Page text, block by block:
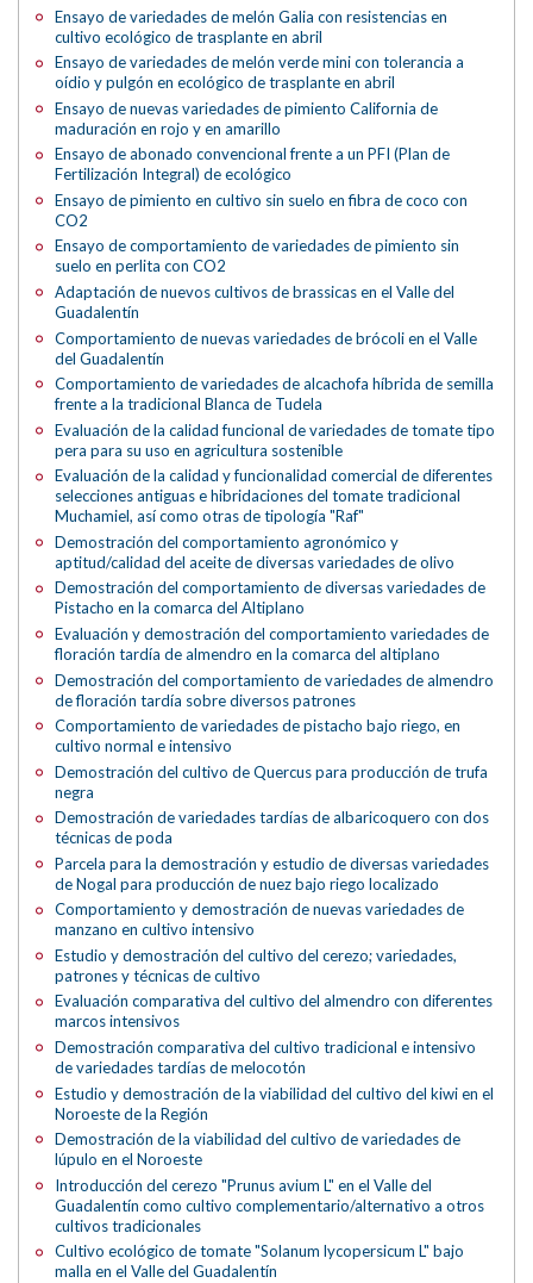
Ensayo de variedades de melón Galia con resistencias en
cultivo ecológico de trasplante en abril
Ensayo de variedades de melón verde mini con tolerancia a
oídio y pulgón en ecológico de trasplante en abril
Ensayo de nuevas variedades de pimiento California de
maduración en rojo y en amarillo
Ensayo de abonado convencional frente a un PFI (Plan de
Fertilización Integral) de ecológico
Ensayo de pimiento en cultivo sin suelo en fibra de coco con
CO2
Ensayo de comportamiento de variedades de pimiento sin
suelo en perlita con CO2
Adaptación de nuevos cultivos de brassicas en el Valle del
Guadalentín
Comportamiento de nuevas variedades de brócoli en el Valle
del Guadalentín
Comportamiento de variedades de alcachofa híbrida de semilla
frente a la tradicional Blanca de Tudela
Evaluación de la calidad funcional de variedades de tomate tipo
pera para su uso en agricultura sostenible
Evaluación de la calidad y funcionalidad comercial de diferentes
selecciones antiguas e hibridaciones del tomate tradicional
Muchamiel, así como otras de tipología "Raf"
Demostración del comportamiento agronómico y
aptitud/calidad del aceite de diversas variedades de olivo
Demostración del comportamiento de diversas variedades de
Pistacho en la comarca del Altiplano
Evaluación y demostración del comportamiento variedades de
floración tardía de almendro en la comarca del altiplano
Demostración del comportamiento de variedades de almendro
de floración tardía sobre diversos patrones
Comportamiento de variedades de pistacho bajo riego, en
cultivo normal e intensivo
Demostración del cultivo de Quercus para producción de trufa
negra
Demostración de variedades tardías de albaricoquero con dos
técnicas de poda
Parcela para la demostración y estudio de diversas variedades
de Nogal para producción de nuez bajo riego localizado
Comportamiento y demostración de nuevas variedades de
manzano en cultivo intensivo
Estudio y demostración del cultivo del cerezo; variedades,
patrones y técnicas de cultivo
Evaluación comparativa del cultivo del almendro con diferentes
marcos intensivos
Demostración comparativa del cultivo tradicional e intensivo
de variedades tardías de melocotón
Estudio y demostración de la viabilidad del cultivo del kiwi en el
Noroeste de la Región
Demostración de la viabilidad del cultivo de variedades de
lúpulo en el Noroeste
Introducción del cerezo "Prunus avium L" en el Valle del
Guadalentín como cultivo complementario/alternativo a otros
cultivos tradicionales
Cultivo ecológico de tomate "Solanum lycopersicum L" bajo
malla en el Valle del Guadalentín